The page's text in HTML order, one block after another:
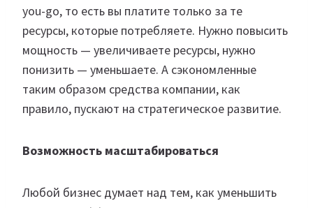
you-go, то есть вы платите только за те
ресурсы, которые потребляете. Нужно повысить
мощность — увеличиваете ресурсы, нужно
понизить — уменьшаете. А сэкономленные
таким образом средства компании, как
правило, пускают на стратегическое развитие.
Возможность масштабироваться
Любой бизнес думает над тем, как уменьшить